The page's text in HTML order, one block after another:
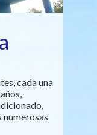
cada una